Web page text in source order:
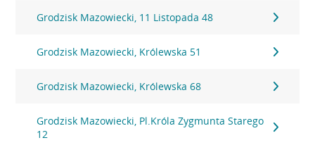
Grodzisk Mazowiecki, 11 Listopada 48
Grodzisk Mazowiecki, Królewska 51
Grodzisk Mazowiecki, Królewska 68
Grodzisk Mazowiecki, Pl.Króla Zygmunta Starego
12